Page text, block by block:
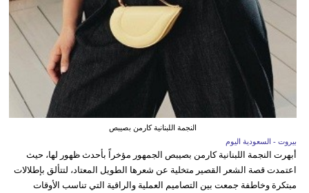
النجمة اللبنانية كارمن بصيبص
بيروت - السعودية اليوم
أبهرت النجمة اللبنانية كارمن بصيبص الجمهور مؤخراً بأحدث ظهور لها، حيث
اعتمدت قصة الشعر القصير متخلية عن شعرها الطويل المعتاد، لتتألق بإطلالات
مبتكرة وخاطفة جمعت بين التصاميم العملية والراقية التي تناسب الأوقات